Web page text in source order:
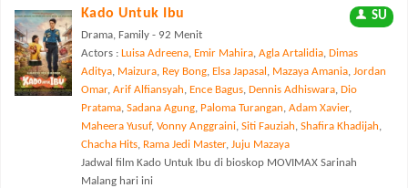
Kado Untuk Ibu SU
Drama, Family - 92 Menit
Actors : Luisa Adreena, Emir Mahira, Agla Artalidia, Dimas
Aditya, Maizura, Rey Bong, Elsa Japasal , Mazaya Amania, Jordan
Omar, Arif Alfiansyah, Ence Bagus, Dennis Adhiswara, Dio
Pratama, Sadana Agung, Paloma Turangan, Adam Xavier,
Maheera Yusuf, Vonny Anggraini, Siti Fauziah, Shafira Khadijah,
Chacha Hits, Rama Jedi Master, Juju Mazaya
Jadwal film Kado Untuk Ibu di bioskop MOVIMAX Sarinah
Malang hari ini